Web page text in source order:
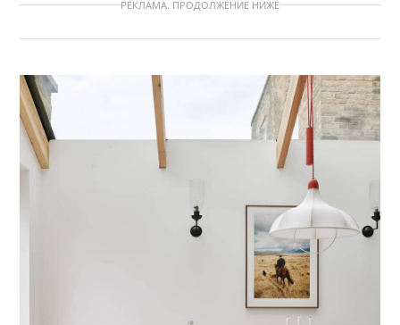
РЕКЛАМА. ПРОДОЛЖЕНИЕ НИЖЕ